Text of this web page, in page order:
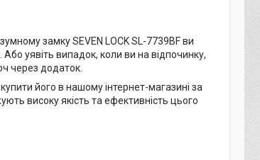
замку SEVEN LOCK SL-7739BF ви
уявіть випадок, коли ви на відпочинку,
через додаток.
його в нашому інтернет-магазині за
високу якість та ефективність цього